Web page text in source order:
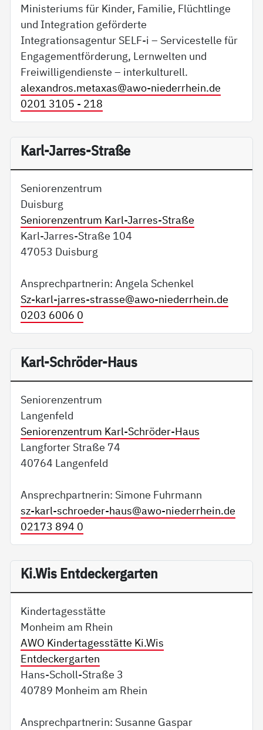
Ministeriums für Kinder, Familie, Flüchtlinge
und Integration geförderte
Integrationsagentur SELF-i – Servicestelle für
Engagementförderung, Lernwelten und
Freiwilligendienste – interkulturell.
alexandros.metaxas@awo-niederrhein.de
0201 3105 - 218
Karl-Jarres-Straße
Seniorenzentrum
Duisburg
Seniorenzentrum Karl-Jarres-Straße
Karl-Jarres-Straße 104
47053 Duisburg
Ansprechpartnerin: Angela Schenkel
Sz-karl-jarres-strasse@awo-niederrhein.de
0203 6006 0
Karl-Schröder-Haus
Seniorenzentrum
Langenfeld
Seniorenzentrum Karl-Schröder-Haus
Langforter Straße 74
40764 Langenfeld
Ansprechpartnerin: Simone Fuhrmann
sz-karl-schroeder-haus@awo-niederrhein.de
02173 894 0
Ki.Wis Entdeckergarten
Kindertagesstätte
Monheim am Rhein
AWO Kindertagesstätte Ki.Wis
Entdeckergarten
Hans-Scholl-Straße 3
40789 Monheim am Rhein
Ansprechpartnerin: Susanne Gaspar